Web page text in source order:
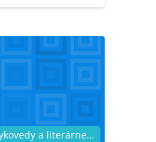
Ústav maďarskej jazykovedy a literárnej vedy